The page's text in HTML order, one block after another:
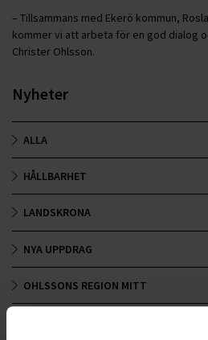
– Tillsammans med Ekerö kommun,
kommer vi att arbeta för en god dialog
Christer Ohlsson.
Nyheter
ALLA
HÅLLBARHET
LANDSKRONA
NYA UPPDRAG
OHLSSONS REGION MITT